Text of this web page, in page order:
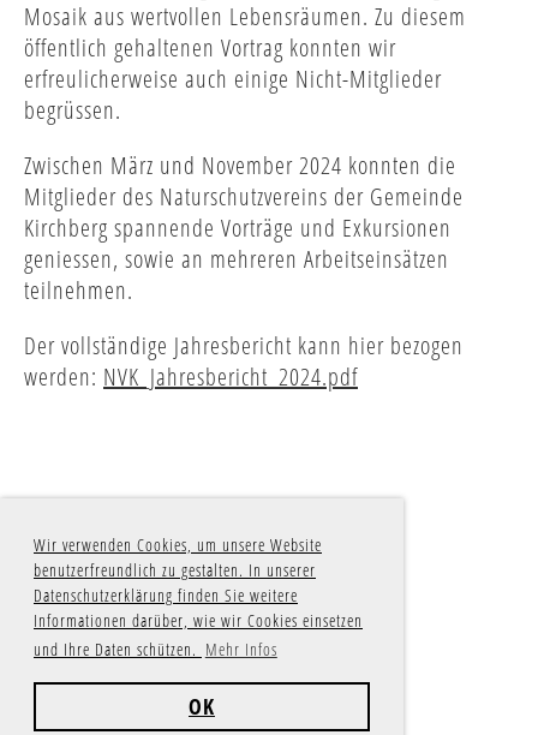
Wir verwenden Cookies, um unsere Website
benutzerfreundlich zu gestalten. In unserer
Datenschutzerklärung finden Sie weitere
Informationen darüber, wie wir Cookies einsetzen
und Ihre Daten schützen. Mehr Infos
OK
Mosaik aus wertvollen Lebensräumen. Zu diesem
öffentlich gehaltenen Vortrag konnten wir
erfreulicherweise auch einige Nicht-Mitglieder
begrüssen.
Zwischen März und November 2024 konnten die
Mitglieder des Naturschutzvereins der Gemeinde
Kirchberg spannende Vorträge und Exkursionen
geniessen, sowie an mehreren Arbeitseinsätzen
teilnehmen.
Der vollständige Jahresbericht kann hier bezogen
werden: NVK_Jahresbericht_2024.pdf